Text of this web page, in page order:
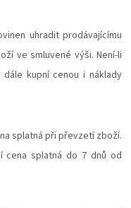
uhradit prodávajícímu
ve smluvené výši. Není-li
kupní cenou i náklady
splatná při převzetí zboží.
cena splatná do 7 dnů od